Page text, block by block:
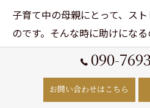
子育て中の母親にとって、ス
のです。そんな時に助けになる
アロマトリートメントで使わ
ランスを整える効果がありま
ミールオイルはリラックス効
090-
お問い合わせはこちら